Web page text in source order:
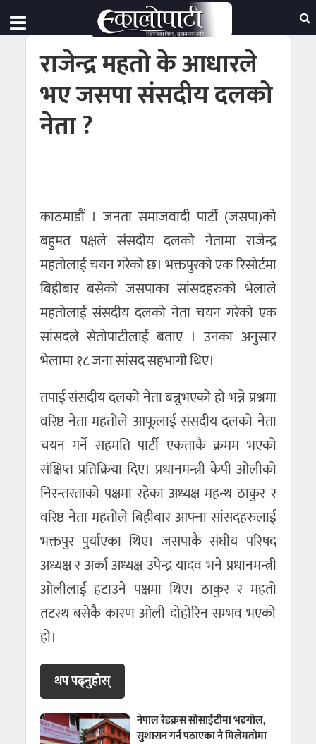
राजेन्द्र महतो के आधारले
भए जसपा संसदीय दलको
नेता ?
काठमाडाैं । जनता समाजवादी पार्टी (जसपा)को
बहुमत पक्षले संसदीय दलको नेतामा राजेन्द्र
महतोलाई चयन गरेको छ। भक्तपुरको एक रिसोर्टमा
बिहीबार बसेको जसपाका सांसदहरुको भेलाले
महतोलाई संसदीय दलको नेता चयन गरेको एक
सांसदले सेतोपाटीलाई बताए । उनका अनुसार
भेलामा १८ जना सांसद सहभागी थिए।
तपाई संसदीय दलको नेता बन्नुभएको हो भन्ने प्रश्नमा
वरिष्ठ नेता महतोले आफूलाई संसदीय दलको नेता
चयन गर्ने सहमति पार्टी एकताकै क्रमम भएको
संक्षिप्त प्रतिक्रिया दिए। प्रधानमन्त्री केपी ओलीको
निरन्तरताको पक्षमा रहेका अध्यक्ष महन्थ ठाकुर र
वरिष्ठ नेता महतोले बिहीबार आफ्ना सांसदहरुलाई
भक्तपुर पुर्याएका थिए। जसपाकै संघीय परिषद
अध्यक्ष र अर्का अध्यक्ष उपेन्द्र यादव भने प्रधानमन्त्री
ओलीलाई हटाउने पक्षमा थिए। ठाकुर र महतो
तटस्थ बसेकै कारण ओली दोहोरिन सम्भव भएको
हो।
थप पढ्नुहाेस्
नेपाल रेडक्रस सोसाईटीमा भद्रगोल,
सुशासन गर्न पठाएका नै मिलेमतोमा